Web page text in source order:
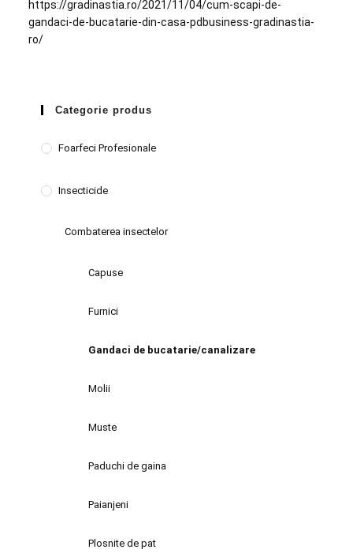
https://gradinastia.ro/2021/11/04/cum-scapi-de-
gandaci-de-bucatarie-din-casa-pdbusiness-gradinastia-
ro/
Categorie produs
Foarfeci Profesionale
Insecticide
Combaterea insectelor
Capuse
Furnici
Gandaci de bucatarie/canalizare
Molii
Muste
Paduchi de gaina
Paianjeni
Plosnite de pat